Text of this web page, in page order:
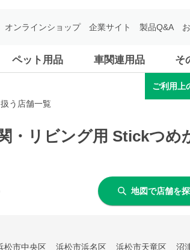
ペット用品 車関連用品 そ
オンラインショップ 企業サイト 製品Q&A
う店舗一覧
ご利用上
・リビング用 Stickつめ
地図で店舗を
松市中央区 浜松市浜名区 浜松市天竜区
沼